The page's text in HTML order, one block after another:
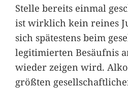
Stelle bereits einmal
ist wirklich kein reines
sich spätestens beim
legitimierten Besäufnis
wieder zeigen wird.
größten